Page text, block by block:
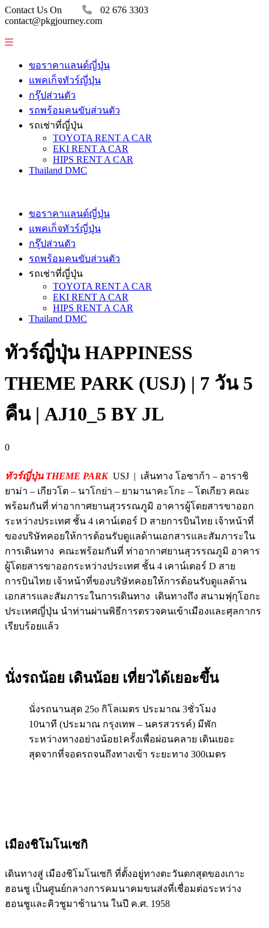
Contact Us On
02 676 3303
contact@pkgjourney.com
ขอราคาแลนด์ญี่ปุ่น
แพคเก็จทัวร์ญี่ปุ่น
กรุ๊ปส่วนตัว
รถพร้อมคนขับส่วนตัว
รถเช่าที่ญี่ปุ่น
TOYOTA RENT A CAR
EKI RENT A CAR
HIPS RENT A CAR
Thailand DMC
ขอราคาแลนด์ญี่ปุ่น
แพคเก็จทัวร์ญี่ปุ่น
กรุ๊ปส่วนตัว
รถพร้อมคนขับส่วนตัว
รถเช่าที่ญี่ปุ่น
TOYOTA RENT A CAR
EKI RENT A CAR
HIPS RENT A CAR
Thailand DMC
ทัวร์ญี่ปุ่น HAPPINESS
THEME PARK (USJ) | 7 วัน 5
คืน | AJ10_5 BY JL
0
ทัวร์ญี่ปุ่น THEME PARK USJ | เส้นทาง โอซาก้า – อาราชิ
ยาม่า – เกียวโต – นาโกย่า – ยามานาคะโกะ – โตเกียว คณะ
พร้อมกันที่ ท่าอากาศยานสุวรรณภูมิ อาคารผู้โดยสารขาออก
ระหว่างประเทศ ชั้น 4 เคาน์เตอร์ D สายการบินไทย เจ้าหน้าที่
ของบริษัทคอยให้การต้อนรับดูแลด้านเอกสารและสัมภาระใน
การเดินทาง คณะพร้อมกันที่ ท่าอากาศยานสุวรรณภูมิ อาคาร
ผู้โดยสารขาออกระหว่างประเทศ ชั้น 4 เคาน์เตอร์ D สาย
การบินไทย เจ้าหน้าที่ของบริษัทคอยให้การต้อนรับดูแลด้าน
เอกสารและสัมภาระในการเดินทาง เดินทางถึง สนามฟุกุโอกะ
ประเทศญี่ปุ่น นำท่านผ่านพิธีการตรวจคนเข้าเมืองและศุลกากร
เรียบร้อยแล้ว
นั่งรถน้อย เดินน้อย เที่ยวได้เยอะขึ้น
นั่งรถนานสุด 25o กิโลเมตร ประมาณ 3ชั่วโมง
10นาที (ประมาณ กรุงเทพ – นครสวรรค์) มีพัก
ระหว่างทางอย่างน้อย1ครั้งเพื่อผ่อนคลาย เดินเยอะ
สุดจากที่จอดรถจนถึงทางเข้า ระยะทาง 300เมตร
เมืองชิโมโนเซกิ
เดินทางสู่ เมืองชิโมโนเซกิ ที่ตั้งอยู่ทางตะวันตกสุดของเกาะ
ฮอนชู เป็นศูนย์กลางการคมนาคมขนส่งที่เชื่อมต่อระหว่าง
ฮอนชูและคิวชูมาช้านาน ในปี ค.ศ. 1958